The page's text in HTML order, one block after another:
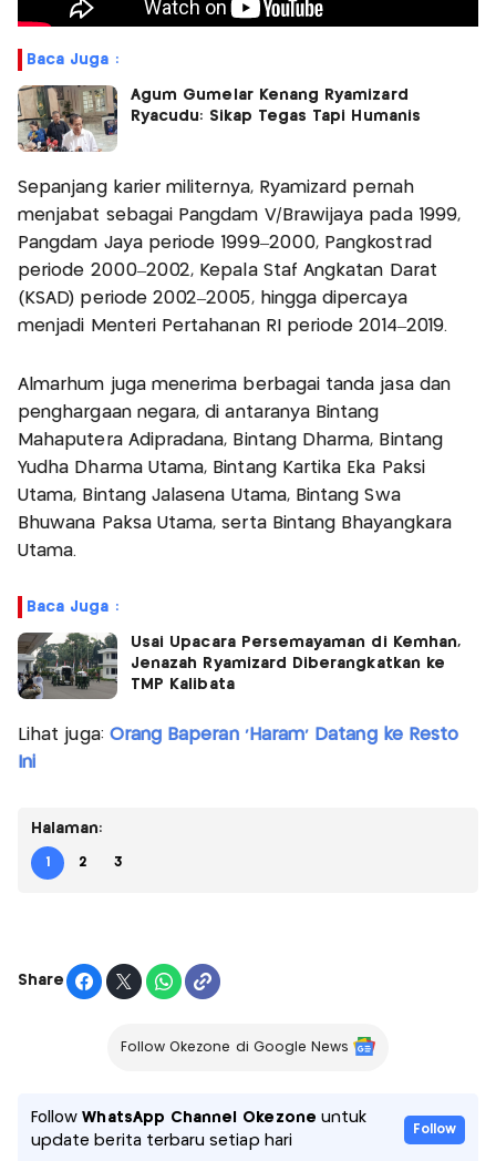
Baca Juga :
Agum Gumelar Kenang Ryamizard
Ryacudu: Sikap Tegas Tapi Humanis
Sepanjang karier militernya, Ryamizard pernah
menjabat sebagai Pangdam V/Brawijaya pada 1999,
Pangdam Jaya periode 1999–2000, Pangkostrad
periode 2000–2002, Kepala Staf Angkatan Darat
(KSAD) periode 2002–2005, hingga dipercaya
menjadi Menteri Pertahanan RI periode 2014–2019.
Almarhum juga menerima berbagai tanda jasa dan
penghargaan negara, di antaranya Bintang
Mahaputera Adipradana, Bintang Dharma, Bintang
Yudha Dharma Utama, Bintang Kartika Eka Paksi
Utama, Bintang Jalasena Utama, Bintang Swa
Bhuwana Paksa Utama, serta Bintang Bhayangkara
Utama.
Baca Juga :
Usai Upacara Persemayaman di Kemhan,
Jenazah Ryamizard Diberangkatkan ke
TMP Kalibata
Lihat juga: Orang Baperan 'Haram' Datang ke Resto
Ini
Halaman:
1 2 3
Share
Follow Okezone di Google News
FollowWhatsApp Channel Okezone untuk
update berita terbaru setiap hari
Follow